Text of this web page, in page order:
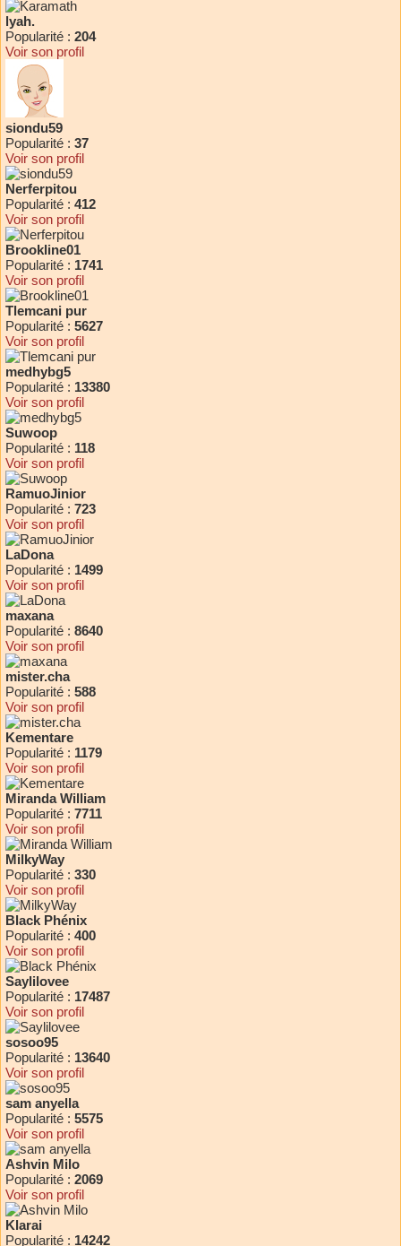
lyah.
Popularité : 204
Voir son profil
siondu59
Popularité : 37
Voir son profil
Nerferpitou
Popularité : 412
Voir son profil
Brookline01
Popularité : 1741
Voir son profil
Tlemcani pur
Popularité : 5627
Voir son profil
medhybg5
Popularité : 13380
Voir son profil
Suwoop
Popularité : 118
Voir son profil
RamuoJinior
Popularité : 723
Voir son profil
LaDona
Popularité : 1499
Voir son profil
maxana
Popularité : 8640
Voir son profil
mister.cha
Popularité : 588
Voir son profil
Kementare
Popularité : 1179
Voir son profil
Miranda William
Popularité : 7711
Voir son profil
MilkyWay
Popularité : 330
Voir son profil
Black Phénix
Popularité : 400
Voir son profil
Saylilovee
Popularité : 17487
Voir son profil
sosoo95
Popularité : 13640
Voir son profil
sam anyella
Popularité : 5575
Voir son profil
Ashvin Milo
Popularité : 2069
Voir son profil
Klarai
Popularité : 14242